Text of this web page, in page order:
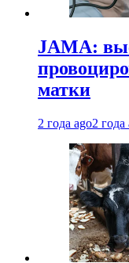
JAMA:
матки
2 года ago2 года